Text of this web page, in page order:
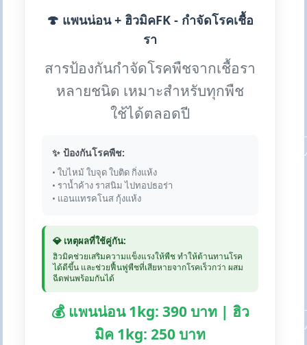
🍄 แพนน่อน + ฮิวมิคFK - กำจัดโรคเชื้อ
รา
สารป้องกันกำจัดโรคพืชจากเชื้อรา
หลายชนิด เหมาะสำหรับทุกพืช
ใช้ได้ตลอดปี
✨ ป้องกันโรคพืช:
• ใบไหม้ ใบจุด ใบติด กิ่งแห้ง
• ราน้ำค้าง ราสนิม ไปทอปธอร่า
• แอนแทรคโนส กุ้งแห้ง
💎 เหตุผลที่ใช้คู่กัน:
ฮิวมิคช่วยเสริมความแข็งแรงให้พืช ทำให้ต้านทานโรค
ได้ดีขึ้น และช่วยฟื้นฟูพืชที่เสียหายจากโรคเร็วกว่า ผสม
ฉีดพ่นพร้อมกันได้
💰 แพนน่อน 1kg: 390 บาท | ฮิว
มิค 1kg: 250 บาท